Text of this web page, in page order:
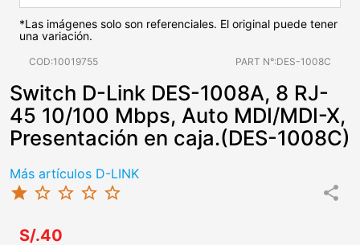
*Las imágenes solo son referenciales. El original puede tener
una variación.
COD:10019755 PART N°:DES-1008C
Switch D-Link DES-1008A, 8 RJ-
45 10/100 Mbps, Auto MDI/MDI-X,
Presentación en caja.(DES-1008C)
Más artículos D-LINK
star star_border star_border star_border star_border share
S/.40